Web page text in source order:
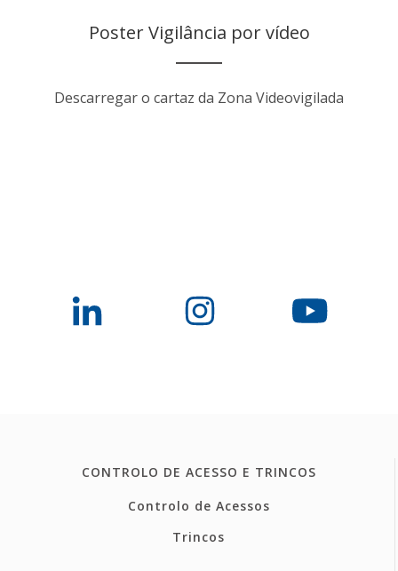
Poster Vigilância por vídeo
Descarregar o cartaz da Zona Videovigilada
CONTROLO DE ACESSO E TRINCOS
Controlo de Acessos
Trincos